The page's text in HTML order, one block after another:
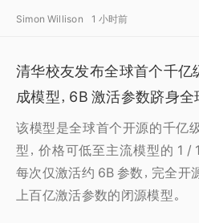
Simon Willison 1 小时前
清华校友发布全球首个千亿
成模型，6B 激活参数跻身全
该模型是全球首个开源的千亿
型，价格可低至主流模型的 1 /
每次仅激活约 6B 参数，完全开
上百亿激活参数的闭源模型。